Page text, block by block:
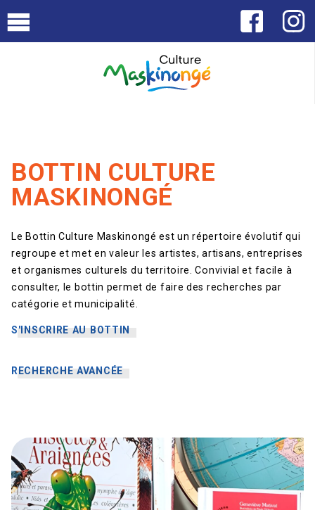
BOTTIN CULTURE
MASKINONGÉ
Le Bottin Culture Maskinongé est un répertoire évolutif qui
regroupe et met en valeur les artistes, artisans, entreprises
et organismes culturels du territoire. Convivial et facile à
consulter, le bottin permet de faire des recherches par
catégorie et municipalité.
S'INSCRIRE AU BOTTIN
RECHERCHE AVANCÉE